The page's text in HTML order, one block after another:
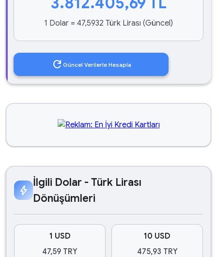
1 Dolar = 47,5932 Türk Lirası (Güncel)
refresh Güncel Verilerle Hesapla
bolt
İlgili Dolar - Türk Lirası
Dönüşümleri
1 USD
47,59 TRY
10 USD
475,93 TRY